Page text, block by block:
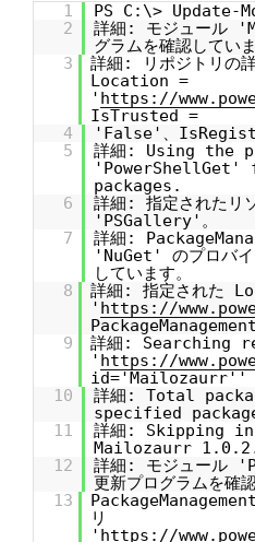
1
PS C:\> Update-
2
詳細: モジュール
グラムを確認していま
3
詳細: リポジトリの
Location =
' https://
IsTrusted =
4
'False'、
5
詳細: Using the
'PowerShellGet'
packages.
6
詳細: 指定されたリ
'PSGallery'。
7
詳細:
'NuGet' のプロバイ
しています。
8
詳細: 指定された
' https://
9
詳細: Searching
' https://
10
詳細: Total
specified
11
詳細: Skipping
Mailozaurr
12
詳細: モジュール
更新プログラムを確
13
リ
' https://